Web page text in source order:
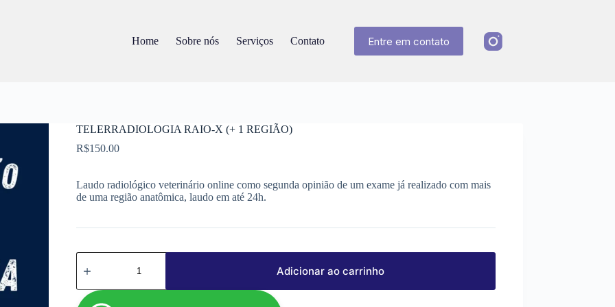
Home Sobre nós Serviços Contato Entre em contato
TELERRADIOLOGIA RAIO-X (+ 1 REGIÃO)
R$150.00
Laudo radiológico veterinário online como segunda opinião de um exame já realizado com mais
de uma região anatômica, laudo em até 24h.
TELERRADIOLOGIA
RAIO-
(+
1
Adicionar ao carrinho